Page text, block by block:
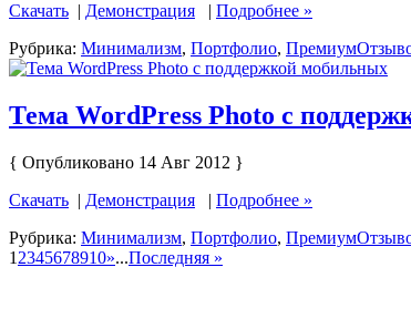
Скачать | Демонстрация | Подробнее »
Рубрика: Минимализм, Портфолио, Премиум
Тема WordPress Photo с
{ Опубликовано 14 Авг 2012 }
Скачать | Демонстрация | Подробнее »
Рубрика: Минимализм, Портфолио, Премиум
1 2345678910»...Последняя »